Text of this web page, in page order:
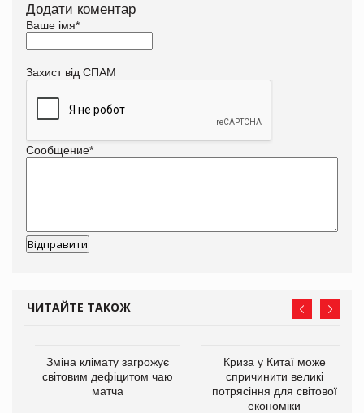
Додати коментар
Ваше імя*
Захист від СПАМ
Сообщение*
ЧИТАЙТЕ ТАКОЖ
Зміна клімату загрожує
світовим дефіцитом чаю
матча
Криза у Китаї може
спричинити великі
потрясіння для світової
економіки